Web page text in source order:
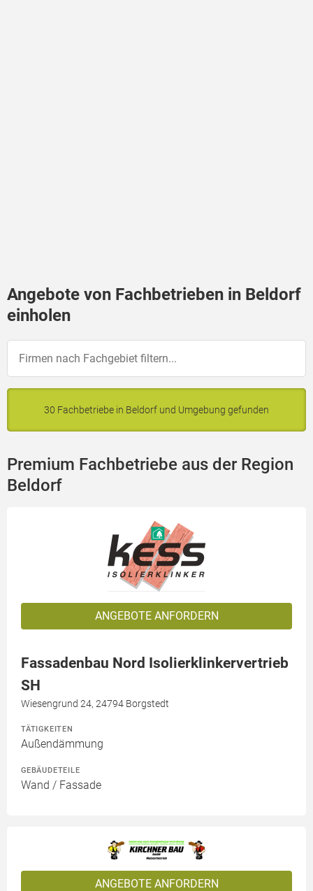
Angebote von Fachbetrieben in Beldorf
einholen
30 Fachbetriebe in Beldorf und Umgebung gefunden
Premium Fachbetriebe aus der Region
Beldorf
ANGEBOTE ANFORDERN
Fassadenbau Nord Isolierklinkervertrieb
SH
Wiesengrund 24, 24794 Borgstedt
TÄTIGKEITEN
Außendämmung
GEBÄUDETEILE
Wand / Fassade
ANGEBOTE ANFORDERN